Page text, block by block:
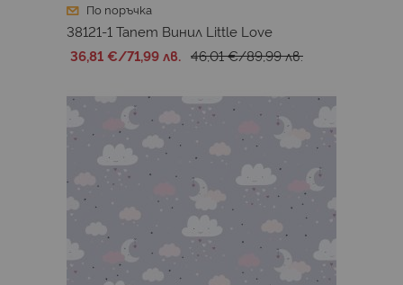
По поръчка
38121-1 Тапет Винил Little Love
36,81 €/71,99 лв. 46,01 €/89,99 лв.